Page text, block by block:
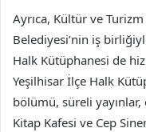
Ayrıca, Kültür ve
Belediyesi’nin iş
Halk Kütüphanesi de
Yeşilhisar İlçe Halk
bölümü, süreli
Kitap Kafesi ve Cep